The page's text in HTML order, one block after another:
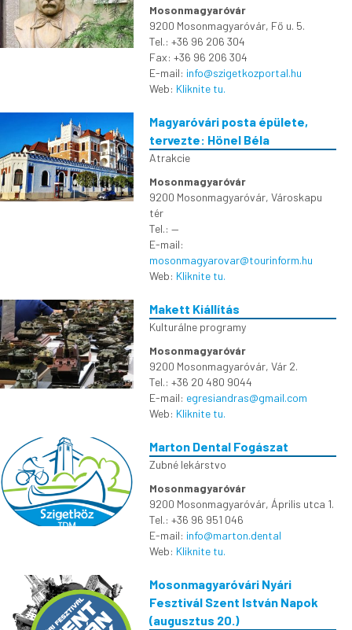
Mosonmagyaróvár
9200 Mosonmagyaróvár, Fő u. 5.
Tel.: +36 96 206 304
Fax: +36 96 206 304
E-mail: info@szigetkozportal.hu
Web: Kliknite tu.
Magyaróvári posta épülete,
tervezte: Hönel Béla
Atrakcie
Mosonmagyaróvár
9200 Mosonmagyaróvár, Városkapu
tér
Tel.: —
E-mail:
mosonmagyarovar@tourinform.hu
Web: Kliknite tu.
Makett Kiállítás
Kulturálne programy
Mosonmagyaróvár
9200 Mosonmagyaróvár, Vár 2.
Tel.: +36 20 480 9044
E-mail: egresiandras@gmail.com
Web: Kliknite tu.
Marton Dental Fogászat
Zubné lekárstvo
Mosonmagyaróvár
9200 Mosonmagyaróvár, Április utca 1.
Tel.: +36 96 951 046
E-mail: info@marton.dental
Web: Kliknite tu.
Mosonmagyaróvári Nyári
Fesztivál Szent István Napok
(augusztus 20.)